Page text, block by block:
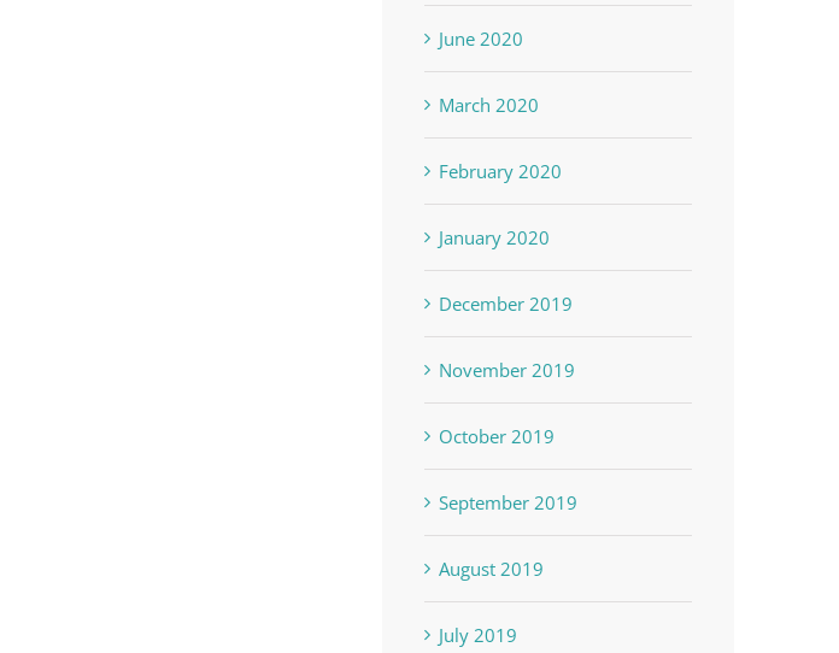
June 2020
March 2020
February 2020
January 2020
December 2019
November 2019
October 2019
September 2019
August 2019
July 2019